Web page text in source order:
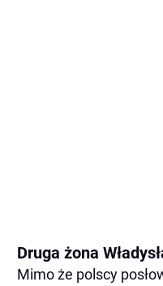
Druga żona
Mimo że polscy